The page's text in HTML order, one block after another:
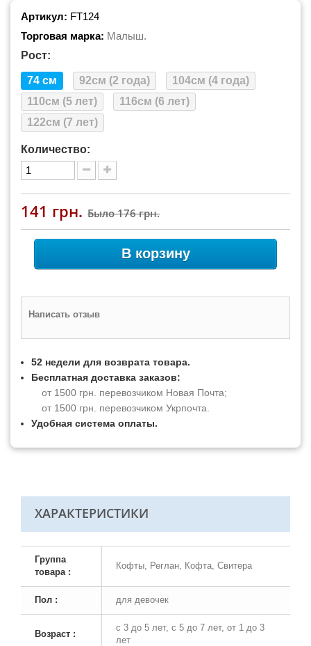
Артикул: FT124
Торговая марка: Малыш.
Рост:
74 см 92см (2 года)
104см (4 года)
110см (5 лет)
116см (6 лет)
122см (7 лет)
Количество:
141 грн. Было176 грн.
В корзину
Написать отзыв
52 недели для возврата товара.
Бесплатная доставка заказов:
от 1500 грн. перевозчиком Новая Почта;
от 1500 грн. перевозчиком Укрпочта.
Удобная система оплаты.
ХАРАКТЕРИСТИКИ
Группа
товара :
Кофты, Реглан, Кофта, Свитера
Пол : для девочек
Возраст :
с 3 до 5 лет, с 5 до 7 лет, от 1 до 3
лет